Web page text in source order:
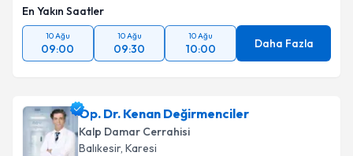
En Yakın Saatler
10 Ağu
09:00
10 Ağu
09:30
10 Ağu
10:00 Daha Fazla
Op. Dr. Kenan Değirmenciler
Kalp Damar Cerrahisi
Balıkesir, Karesi